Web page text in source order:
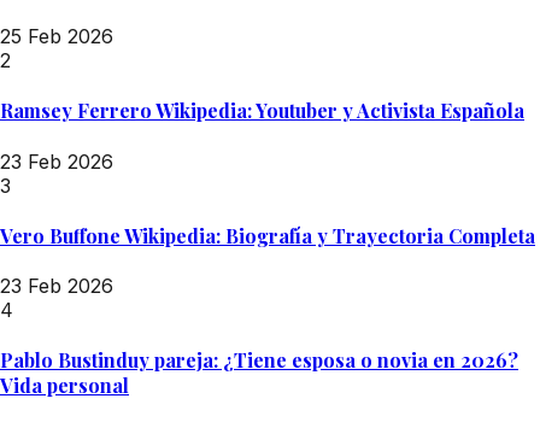
25 Feb 2026
2
Ramsey Ferrero Wikipedia: Youtuber y Activista Española
23 Feb 2026
3
Vero Buffone Wikipedia: Biografía y Trayectoria Completa
23 Feb 2026
4
Pablo Bustinduy pareja: ¿Tiene esposa o novia en 2026?
Vida personal